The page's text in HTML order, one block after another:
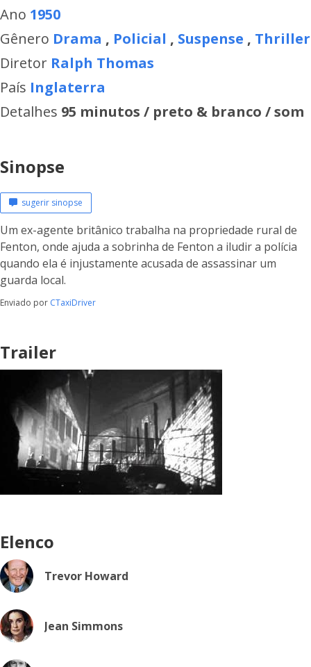
Ano 1950
Gênero Drama , Policial , Suspense , Thriller
Diretor Ralph Thomas
País Inglaterra
Detalhes 95 minutos / preto & branco / som
Sinopse
sugerir sinopse
Um ex-agente britânico trabalha na propriedade rural de
Fenton, onde ajuda a sobrinha de Fenton a iludir a polícia
quando ela é injustamente acusada de assassinar um
guarda local.
Enviado por CTaxiDriver
Trailer
Elenco
Trevor Howard
Jean Simmons